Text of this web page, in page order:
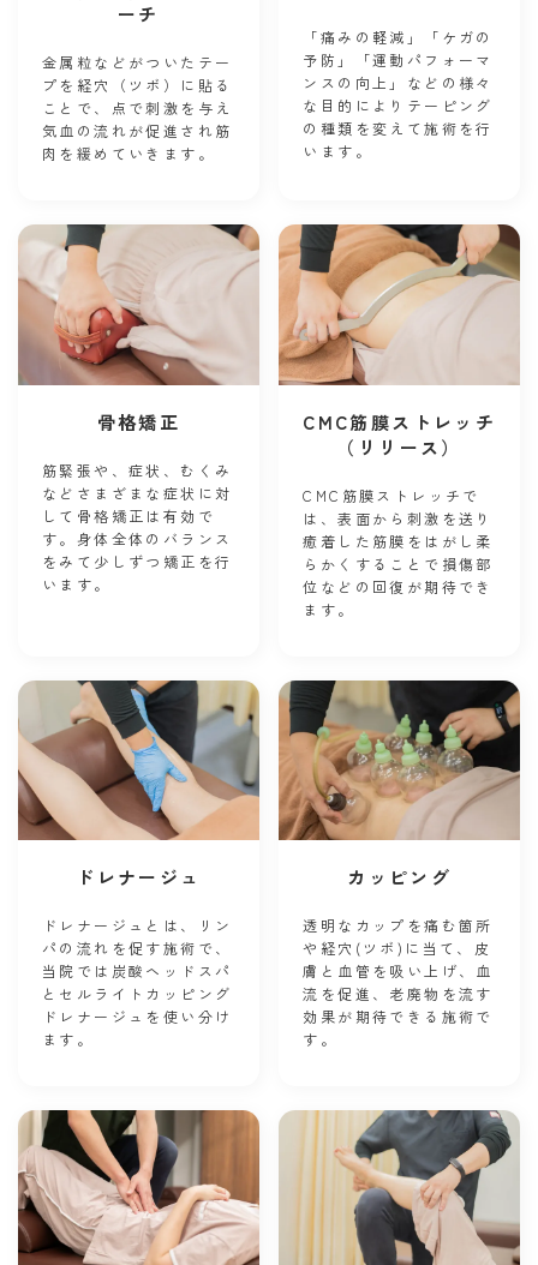
ーチ
金属粒などがついたテー
プを経穴（ ツボ）に貼る
ことで、点で刺激を与え
気血の流れが促進され筋
肉を緩めていきます。
「痛みの軽減」「ケガの
予防」「運動パフォーマ
ンスの向上」などの様々
な目的によりテーピング
の種類を変えて施術を行
います。
骨格矯正
筋緊張や、症状、むくみ
などさまざまな症状に対
して骨格矯正は有効で
す。身体全体のバランス
をみて少しずつ矯正を行
います。
CMC筋膜ストレッチ
（リリース）
CMC筋膜ストレッチで
は、表面から刺激を送り
癒着した筋膜をはがし柔
らかくすることで損傷部
位などの回復が期待でき
ます。
ドレナージュ
ドレナージュとは、リン
パの流れを促す施術で、
当院では炭酸ヘッドスパ
とセルライトカッピング
ドレナージュを使い分け
ます。
カッピング
透明なカップを痛む箇所
や経穴(ツボ)に当て、皮
膚と血管を吸い上げ、血
流を促進、老廃物を流す
効果が期待できる施術で
す。